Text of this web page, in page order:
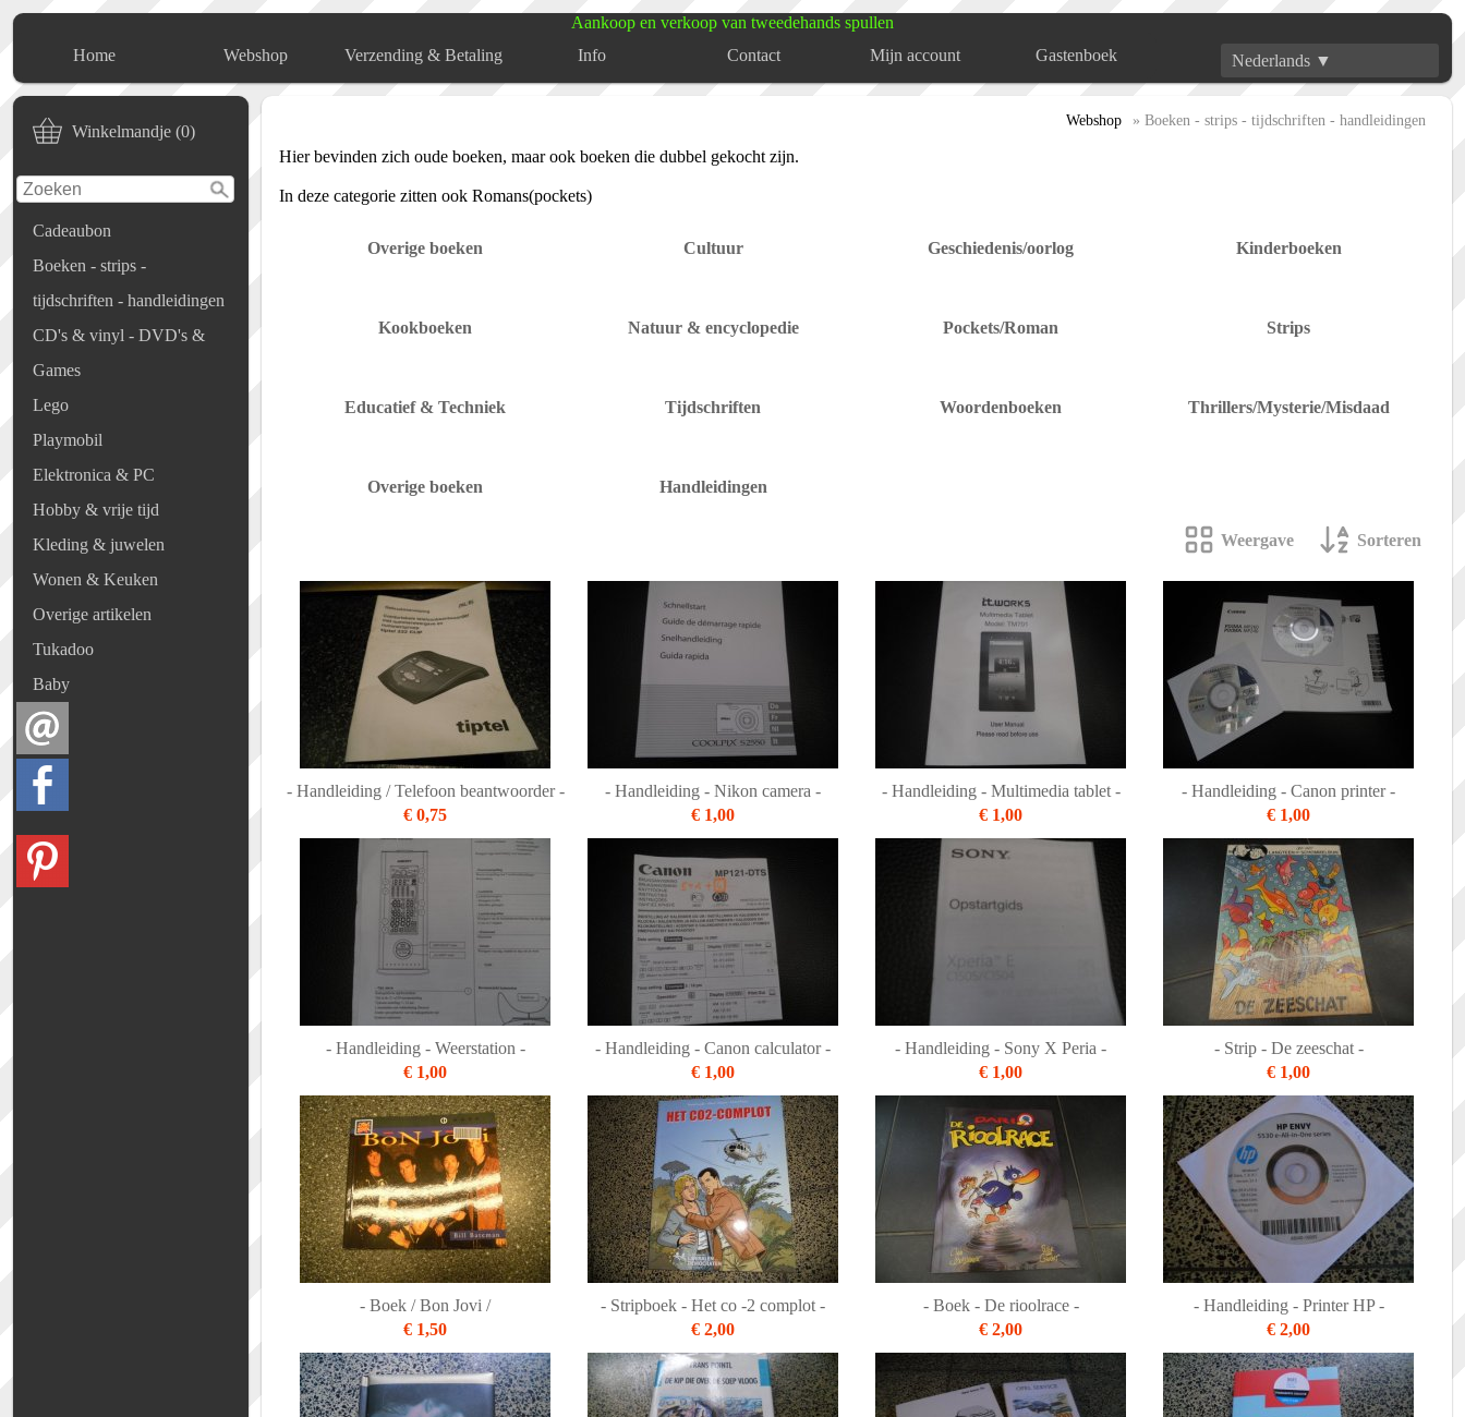
Aankoop en verkoop van tweedehands spullen
Nederlands ▼
Home Webshop Verzending & Betaling Info Contact Mijn account Gastenboek
Winkelmandje (0)
Cadeaubon
Boeken - strips -
tijdschriften - handleidingen
CD's & vinyl - DVD's &
Games
Lego
Playmobil
Elektronica & PC
Hobby & vrije tijd
Kleding & juwelen
Wonen & Keuken
Overige artikelen
Tukadoo
Baby
Webshop » Boeken - strips - tijdschriften - handleidingen
Hier bevinden zich oude boeken, maar ook boeken die dubbel gekocht zijn.
In deze categorie zitten ook Romans(pockets)
Overige boeken Cultuur Geschiedenis/oorlog Kinderboeken
Kookboeken Natuur & encyclopedie Pockets/Roman Strips
Educatief & Techniek Tijdschriften Woordenboeken Thrillers/Mysterie/Misdaad
Overige boeken Handleidingen
Weergave Sorteren
- Handleiding / Telefoon beantwoorder -
€ 0,75
- Handleiding - Nikon camera -
€ 1,00
- Handleiding - Multimedia tablet -
€ 1,00
- Handleiding - Canon printer -
€ 1,00
- Handleiding - Weerstation -
€ 1,00
- Handleiding - Canon calculator -
€ 1,00
- Handleiding - Sony X Peria -
€ 1,00
- Strip - De zeeschat -
€ 1,00
- Boek / Bon Jovi /
€ 1,50
- Stripboek - Het co -2 complot -
€ 2,00
- Boek - De rioolrace -
€ 2,00
- Handleiding - Printer HP -
€ 2,00